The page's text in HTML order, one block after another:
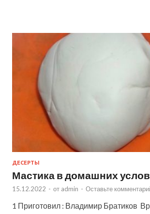
ДЕСЕРТЫ
Мастика в домашних
15.12.2022 - от admin - Оставьте
1 Приготовил : Владимир Братиков